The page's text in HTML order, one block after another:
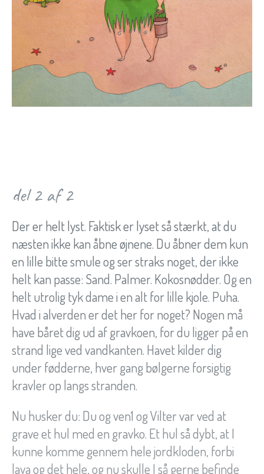
del 2 af 2
Der er helt lyst. Faktisk er lyset så stærkt, at du
næsten ikke kan åbne øjnene. Du åbner dem kun
en lille bitte smule og ser straks noget, der ikke
helt kan passe: Sand. Palmer. Kokosnødder. Og en
helt utrolig tyk dame i en alt for lille kjole. Puha.
Hvad i alverden er det her for noget? Nogen må
have båret dig ud af gravkoen, for du ligger på en
strand lige ved vandkanten. Havet kilder dig
under fødderne, hver gang bølgerne forsigtig
kravler op langs stranden.
Nu husker du: Du og ven1 og Vilter var ved at
grave et hul med en gravko. Et hul så dybt, at I
kunne komme gennem hele jordkloden, forbi
lava og det hele, og nu skulle I så gerne befinde